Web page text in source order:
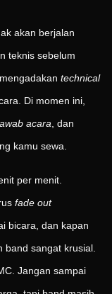
akan berjalan
teknis sebelum
technical
Di momen ini,
acara , dan
kamu sewa.
per menit.
fade out
bicara, dan kapan
band sangat krusial.
Jangan sampai